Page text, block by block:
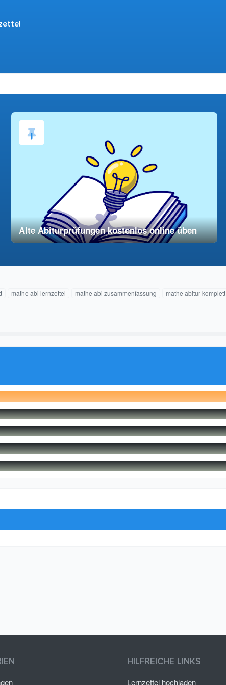
Alte Abiturprüfungen kostenlos online üben
mathe abi lernzettel mathe abi zusammenfassung mathe abitur komplett
HILFREICHE LINKS
Lernzettel hochladen